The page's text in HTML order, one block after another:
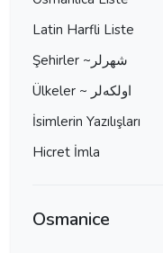
Latin Harfli Liste
Şehirler ~شهرلر
Ülkeler ~ اولكه‌لر
İsimlerin Yazılışları
Hicret İmla
Osmanice